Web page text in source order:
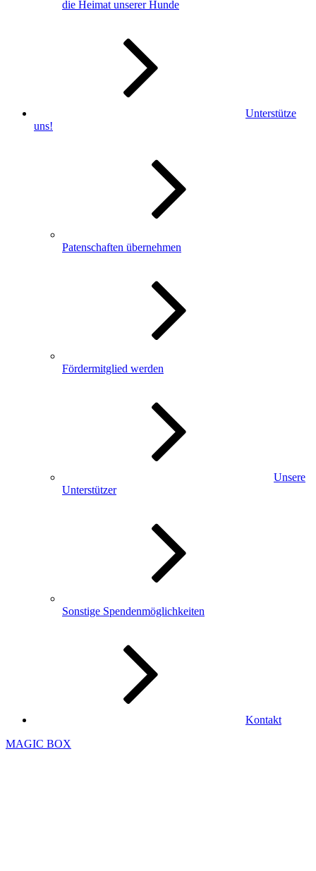
die Heimat unserer Hunde
Unterstütze
uns!
Patenschaften übernehmen
Fördermitglied werden
Unsere
Unterstützer
Sonstige Spendenmöglichkeiten
Kontakt
MAGIC BOX